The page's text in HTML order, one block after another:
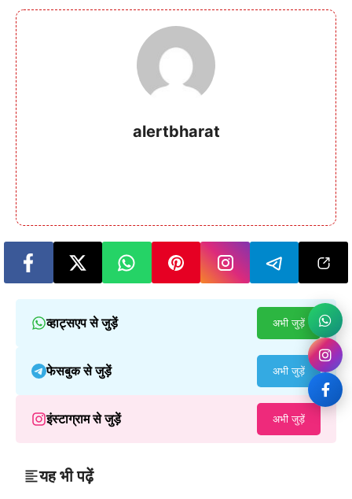
alertbharat
व्हाट्सएप से जुड़ें अभी जुड़ें
फेसबुक से जुड़ें अभी जुड़ें
इंस्टाग्राम से जुड़ें अभी जुड़ें
यह भी पढ़ें